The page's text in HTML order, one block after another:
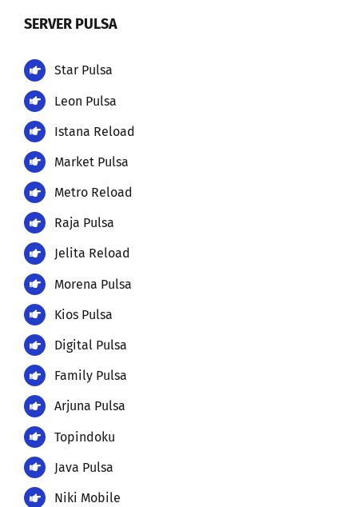
SERVER PULSA
Star Pulsa
Leon Pulsa
Istana Reload
Market Pulsa
Metro Reload
Raja Pulsa
Jelita Reload
Morena Pulsa
Kios Pulsa
Digital Pulsa
Family Pulsa
Arjuna Pulsa
Topindoku
Java Pulsa
Niki Mobile